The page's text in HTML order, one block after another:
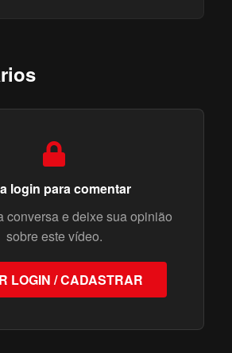
login para comentar
conversa e deixe sua opinião
sobre este vídeo.
LOGIN / CADASTRAR